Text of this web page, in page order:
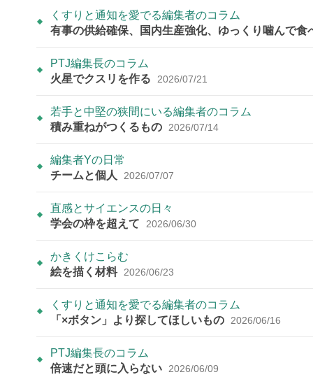
くすりと通知を愛でる編集者のコラム
有事の供給確保、国内生産強化、ゆっくり噛んで食
PTJ編集長のコラム
火星でクスリを作る
2026/07/21
若手と中堅の狭間にいる編集者のコラム
積み重ねがつくるもの
2026/07/14
編集者Yの日常
チームと個人
2026/07/07
直感とサイエンスの日々
学会の枠を超えて
2026/06/30
かきくけこらむ
絵を描く材料 2026/06/23
くすりと通知を愛でる編集者のコラム
「×ボタン」より探してほしいもの
2026/06/16
PTJ編集長のコラム
倍速だと頭に入らない
2026/06/09